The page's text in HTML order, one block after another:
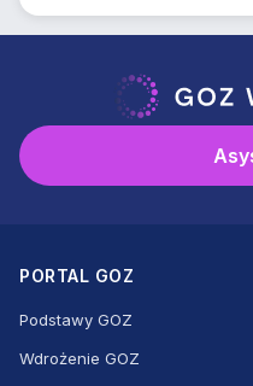
PORTAL GOZ
Podstawy GOZ
Wdrożenie GOZ